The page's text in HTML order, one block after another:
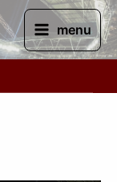
menu